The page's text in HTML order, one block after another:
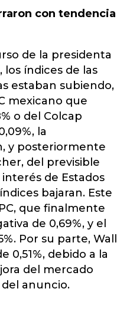
con tendencia
de la presidenta
los índices de las
estaban subiendo,
mexicano que
o del Colcap
la
y posteriormente
del previsible
de Estados
bajaran. Este
que finalmente
de 0,69%, y el
Por su parte, Wall
0,51%, debido a la
del mercado
anuncio.